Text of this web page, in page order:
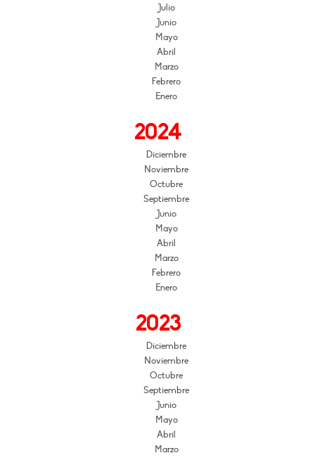
Julio
Junio
Mayo
Abril
Marzo
Febrero
Enero
2024
Diciembre
Noviembre
Octubre
Septiembre
Junio
Mayo
Abril
Marzo
Febrero
Enero
2023
Diciembre
Noviembre
Octubre
Septiembre
Junio
Mayo
Abril
Marzo